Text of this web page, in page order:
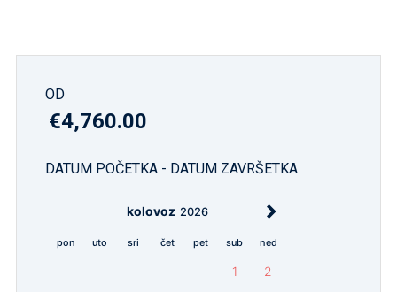
OD
€4,760.00
DATUM POČETKA - DATUM ZAVRŠETKA
kolovoz 2026
pon uto sri čet pet sub ned
1 2